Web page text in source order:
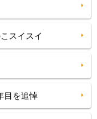
スイスイ
目を追悼